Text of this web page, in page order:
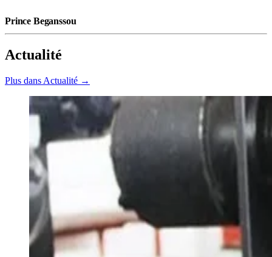
Prince Beganssou
Actualité
Plus dans Actualité →